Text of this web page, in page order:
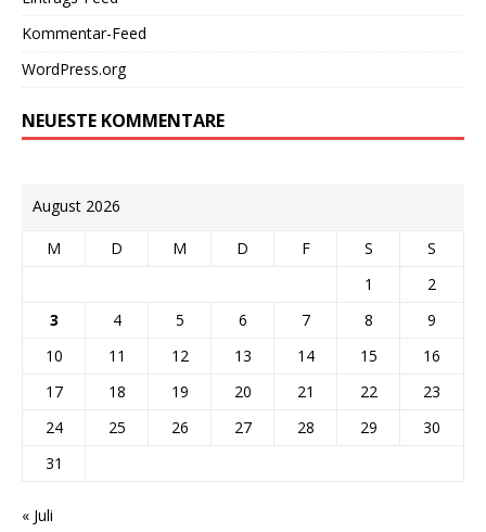
Kommentar-Feed
WordPress.org
NEUESTE KOMMENTARE
August 2026
M D M D F S
S
1
2
3
4 5 6 7 8
9
10
11 12 13 14 15
16
17
18 19 20 21 22
23
24
25 26 27 28 29
30
31
« Juli